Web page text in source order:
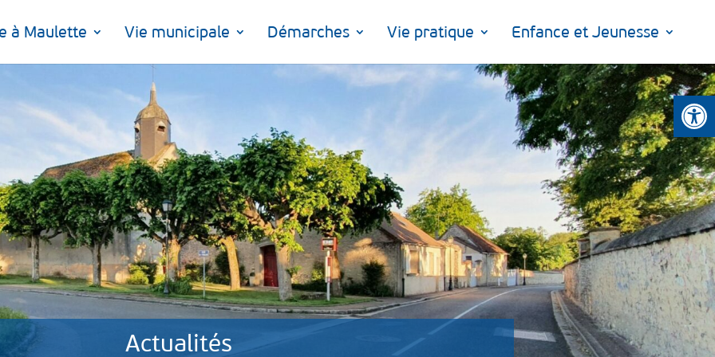
Ouvrir
à Maulette Vie municipale Démarches Vie pratique Enfance et Jeunesse
Actualités